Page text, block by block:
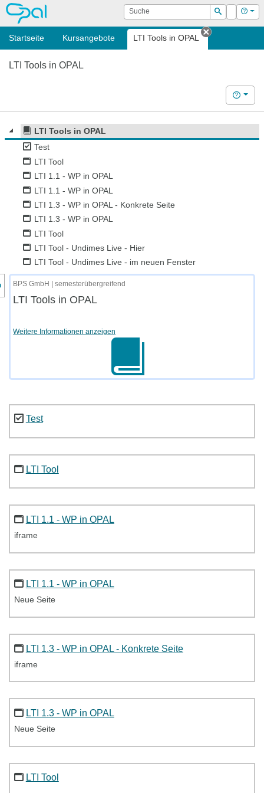
OPAL Suche
Suchen
Login Hilfe
Startseite Kursangebote LTI Tools in OPAL
Tab
LTI Tools in OPAL
Hilfe
LTI Tools in OPAL
Test
LTI Tool
LTI 1.1 - WP in OPAL
LTI 1.1 - WP in OPAL
LTI 1.3 - WP in OPAL - Konkrete Seite
LTI 1.3 - WP in OPAL
LTI Tool
LTI Tool - Undimes Live - Hier
LTI Tool - Undimes Live - im neuen Fenster
des Kursmenüs
BPS GmbH | semesterübergreifend
LTI Tools in OPAL
Weitere Informationen anzeigen
Test
LTI Tool
LTI 1.1 - WP in OPAL
iframe
LTI 1.1 - WP in OPAL
Neue Seite
LTI 1.3 - WP in OPAL - Konkrete Seite
iframe
LTI 1.3 - WP in OPAL
Neue Seite
LTI Tool